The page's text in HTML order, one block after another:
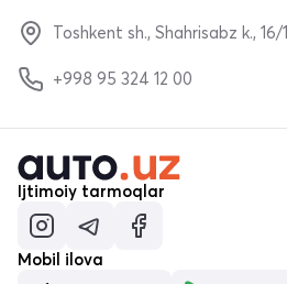
Toshkent sh., Shahrisabz k., 16/1
+998 95 324 12 00
Ijtimoiy tarmoqlar
Mobil ilova